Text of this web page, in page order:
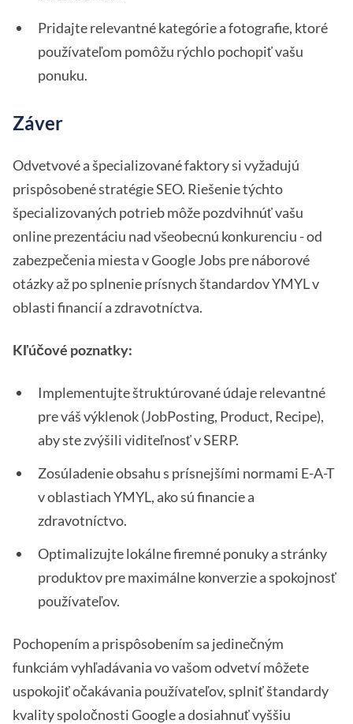
Pridajte relevantné kategórie a fotografie, ktoré
používateľom pomôžu rýchlo pochopiť vašu
ponuku.
Záver
Odvetvové a špecializované faktory si vyžadujú
prispôsobené stratégie SEO. Riešenie týchto
špecializovaných potrieb môže pozdvihnúť vašu
online prezentáciu nad všeobecnú konkurenciu - od
zabezpečenia miesta v Google Jobs pre náborové
otázky až po splnenie prísnych štandardov YMYL v
oblasti financií a zdravotníctva.
Kľúčové poznatky:
Implementujte štruktúrované údaje relevantné
pre váš výklenok (JobPosting, Product, Recipe),
aby ste zvýšili viditeľnosť v SERP.
Zosúladenie obsahu s prísnejšími normami E-A-T
v oblastiach YMYL, ako sú financie a
zdravotníctvo.
Optimalizujte lokálne firemné ponuky a stránky
produktov pre maximálne konverzie a spokojnosť
používateľov.
Pochopením a prispôsobením sa jedinečným
funkciám vyhľadávania vo vašom odvetví môžete
uspokojiť očakávania používateľov, splniť štandardy
kvality spoločnosti Google a dosiahnuť vyššiu